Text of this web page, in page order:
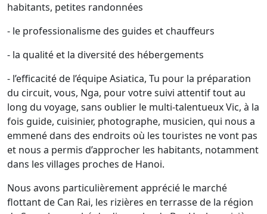
habitants, petites randonnées
- le professionalisme des guides et chauffeurs
- la qualité et la diversité des hébergements
- l’efficacité de l’équipe Asiatica, Tu pour la préparation
du circuit, vous, Nga, pour votre suivi attentif tout au
long du voyage, sans oublier le multi-talentueux Vic, à la
fois guide, cuisinier, photographe, musicien, qui nous a
emmené dans des endroits où les touristes ne vont pas
et nous a permis d’approcher les habitants, notamment
dans les villages proches de Hanoi.
Nous avons particulièrement apprécié le marché
flottant de Can Rai, les rizières en terrasse de la région